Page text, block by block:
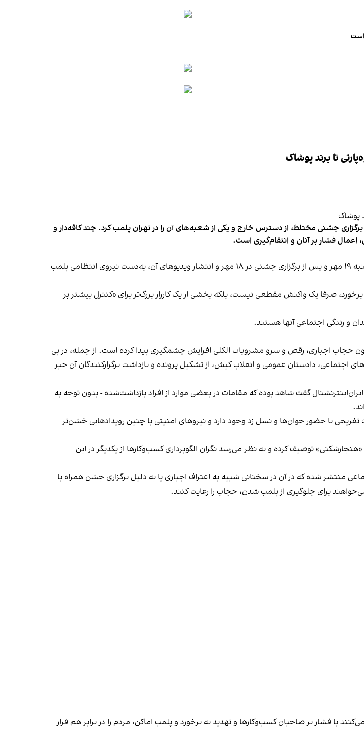
است
تا برند پوشاک
جشنی مختلط، از دسترس خارج و یکی از شعبه‌های آن را در تهران پلمب کرد. چند کافه‌‌دار و
فشار بر آنان و انتقام‌گیری است.
برخی رسانه‌ها در ایران گزارش دادند فروشگاه جین‌وست در خیابان فرشته تهران، شنبه ۱۹ مهر و پس از برگزاری جشنی در ۱۸ مهر و انتشار ویدیوهای آن، به‌دست نیروی انتظامی پلمب
صرفا یک واکنش مقطعی نیست، بلکه بخشی از یک کارزار بزرگ‌تر برای «کنترل بیشتر بر
و زندگی اجتماعی آنها هستند.
حجاب اجباری، رقص و سرو مشروبات الکلی افزایش چشمگیری پیدا کرده است. از جمله، در پی
اجتماعی، دادستان عمومی و انقلاب کیش، از تشکیل پرونده و بازداشت برگزارکنندگان آن خبر
گفت شاهد بوده که مقامات در بعضی موارد از افراد بازداشت‌‌شده - بدون توجه به
با حضور جوان‌ها و نسل زد وجود دارد و نیروهای امنیتی با چنین رویدادهایی خشن‌تر
توصیف کرده و به نظر می‌رسد نگران الگوبرداری کسب‌وکارها از یکدیگر در این
منتشر شده که در آن در سخنانی شبیه به اعتراف اجباری یا به دلیل برگزاری جشن همراه با
برای جلوگیری از پلمب شدن، حجاب را رعایت کنند.
با فشار بر صاحبان کسب‌وکارها و تهدید به برخورد و پلمب اماکن، مردم را در برابر هم قرار